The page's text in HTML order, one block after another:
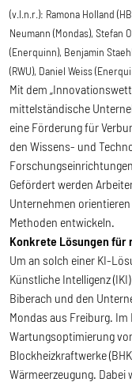
(v.l.n.r.): Ramona Holland
Neumann (Mondas), Stefan
(Enerquinn), Benjamin
(RWU), Daniel Weiss
Mit dem
mittelständische
eine Förderung für
den Wissens- und
Gefördert werden
Unternehmen
Methoden entwickeln.
Konkrete Lösungen für
Um an solch einer KI-
Künstliche Intelligenz
Biberach und den
Mondas aus Freiburg.
Wartungsoptimierung
Blockheizkraftwerke
Wärmeerzeugung.